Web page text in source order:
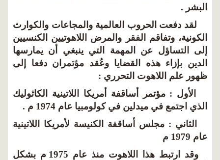
البشر .
لقد دفعت الحروب العالمية والمجاعات والكوارث
الكونية، وتفاقم الفقر والمرض اللاهوتيين الكنسيين
إلى التساؤل عن المهمة التي ينبغي أن يمارسها
الدين بإزاء هذه القضايا وعُقد مؤتمران دفعا إلى
ظهور علم اللاهوت التحرري :
الأول : مؤتمر أساقفة أمريكا اللاتينية الكاثوليك
الذي اجتمع في ميدلين في كولومبيا عام 1974 م .
الثاني : مجلس أساقفة الكنيسة لأمريكا اللاتينية
عام 1979 م
وقد ارتبط هذا اللاهوت منذ عام 1975 م بشكل